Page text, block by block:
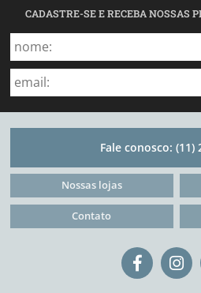
CADASTRE-SE E RECEBA NOSSAS
Fale conosco:(11)
Nossas lojas
Contato